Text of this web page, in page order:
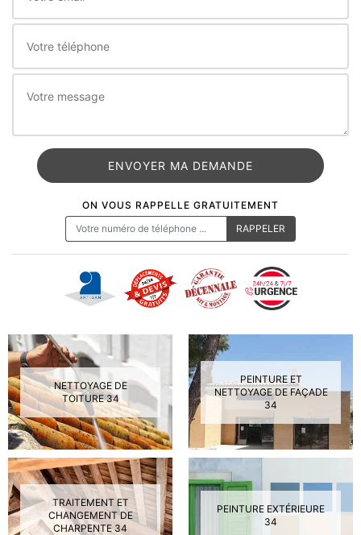
ON VOUS RAPPELLE GRATUITEMENT
NETTOYAGE DE
TOITURE 34
PEINTURE ET
NETTOYAGE DE FAÇADE
34
TRAITEMENT ET
CHANGEMENT DE
CHARPENTE 34
PEINTURE EXTÉRIEURE
34